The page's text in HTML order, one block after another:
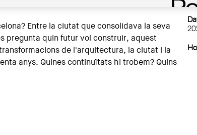
Entre la ciutat que consolidava la seva
pregunta quin futur vol construir, aquest
de l'arquitectura, la ciutat i la
anys. Quines continuïtats hi trobem? Quins